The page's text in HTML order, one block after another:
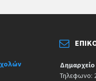
Δημαρχείο
Τηλεφωνο: